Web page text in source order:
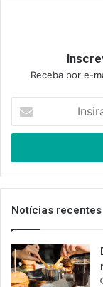
Receba por e-
seu
de
email
Notícias recentes